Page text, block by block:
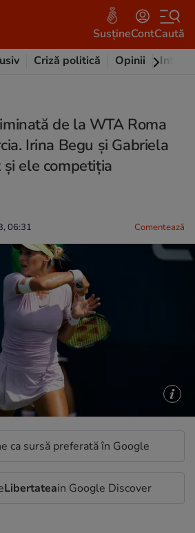
SusțineContCaută
Criză politică Opinii
de la WTA Roma
Irina Begu și Gabriela
ele competiția
06:31 Comentează
ca sursă preferată în Google
Libertateain Google Discover